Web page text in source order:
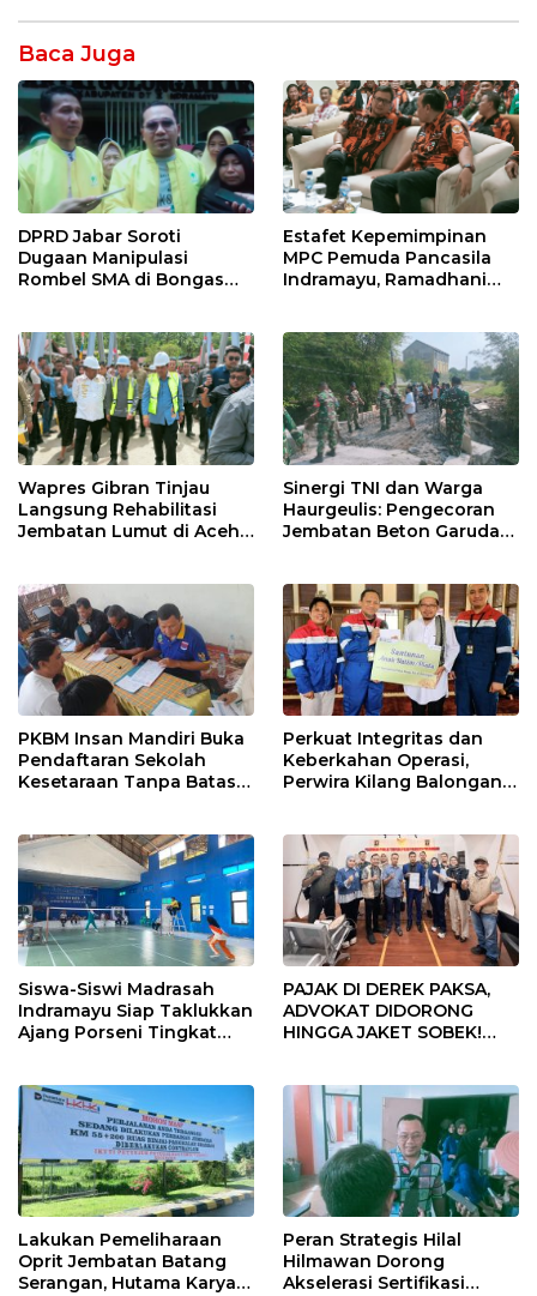
Baca Juga
DPRD Jabar Soroti
Dugaan Manipulasi
Rombel SMA di Bongas
Estafet Kepemimpinan
MPC Pemuda Pancasila
Indramayu, Ramadhani
Muscablub
Wapres Gibran Tinjau
Langsung Rehabilitasi
Jembatan Lumut di Aceh
Sinergi TNI dan Warga
Haurgeulis: Pengecoran
Jembatan Beton Garuda
PKBM Insan Mandiri Buka
Pendaftaran Sekolah
Kesetaraan Tanpa Batas
Perkuat Integritas dan
Keberkahan Operasi,
Perwira Kilang Balongan
Siswa-Siswi Madrasah
Indramayu Siap Taklukkan
Ajang Porseni Tingkat
PAJAK DI DEREK PAKSA,
ADVOKAT DIDORONG
HINGGA JAKET SOBEK!
Pekanbaru!
Lakukan Pemeliharaan
Oprit Jembatan Batang
Serangan, Hutama Karya
Peran Strategis Hilal
Hilmawan Dorong
Akselerasi Sertifikasi